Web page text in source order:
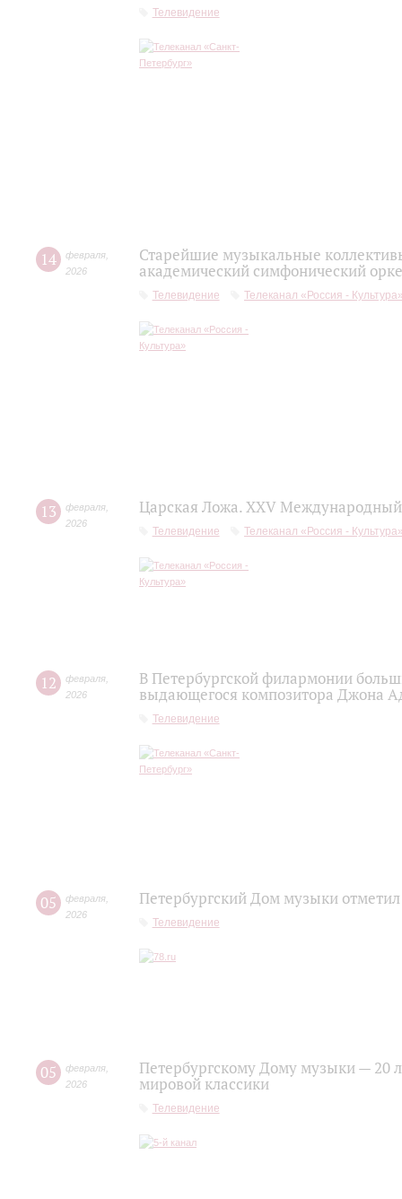
Телевидение
14 февраля
2026
Старейшие музыкальные
академический симфонический
Телевидение Телеканал «Россия -
13 февраля
2026
Царская Ложа. XXV
Телевидение Телеканал «Россия -
12 февраля
2026
В Петербургской филармонии
выдающегося композитора Джона
Телевидение
05 февраля
2026
Петербургский Дом музыки
Телевидение
05 февраля
2026
Петербургскому Дому музыки — 20
мировой классики
Телевидение